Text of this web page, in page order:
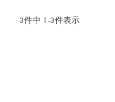
3件中 1 -3件表示